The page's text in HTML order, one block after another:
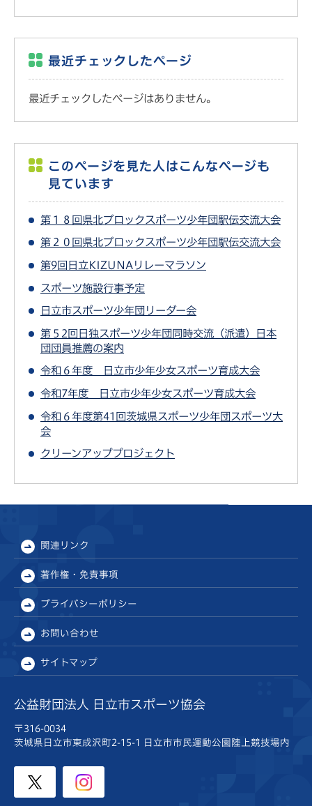
最近チェックしたページ
最近チェックしたページはありません。
このページを見た人はこんなページも
見ています
第１８回県北ブロックスポーツ少年団駅伝交流大会
第２０回県北ブロックスポーツ少年団駅伝交流大会
第9回日立KIZUNAリレーマラソン
スポーツ施設行事予定
日立市スポーツ少年団リーダー会
第５2回日独スポーツ少年団同時交流（派遣）日本
団団員推薦の案内
令和６年度 日立市少年少女スポーツ育成大会
令和7年度 日立市少年少女スポーツ育成大会
令和６年度第41回茨城県スポーツ少年団スポーツ大
会
クリーンアッププロジェクト
関連リンク
著作権・免責事項
プライバシーポリシー
お問い合わせ
サイトマップ
公益財団法人 日立市スポーツ協会
〒316-0034
茨城県日立市東成沢町2-15-1
日立市市民運動公園陸上競技場内